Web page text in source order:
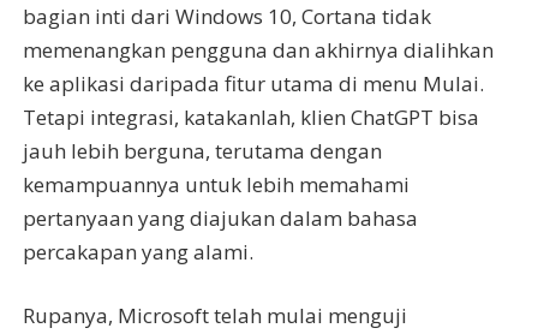
bagian inti dari Windows 10, Cortana tidak
memenangkan pengguna dan akhirnya dialihkan
ke aplikasi daripada fitur utama di menu Mulai.
Tetapi integrasi, katakanlah, klien ChatGPT bisa
jauh lebih berguna, terutama dengan
kemampuannya untuk lebih memahami
pertanyaan yang diajukan dalam bahasa
percakapan yang alami.
Rupanya, Microsoft telah mulai menguji